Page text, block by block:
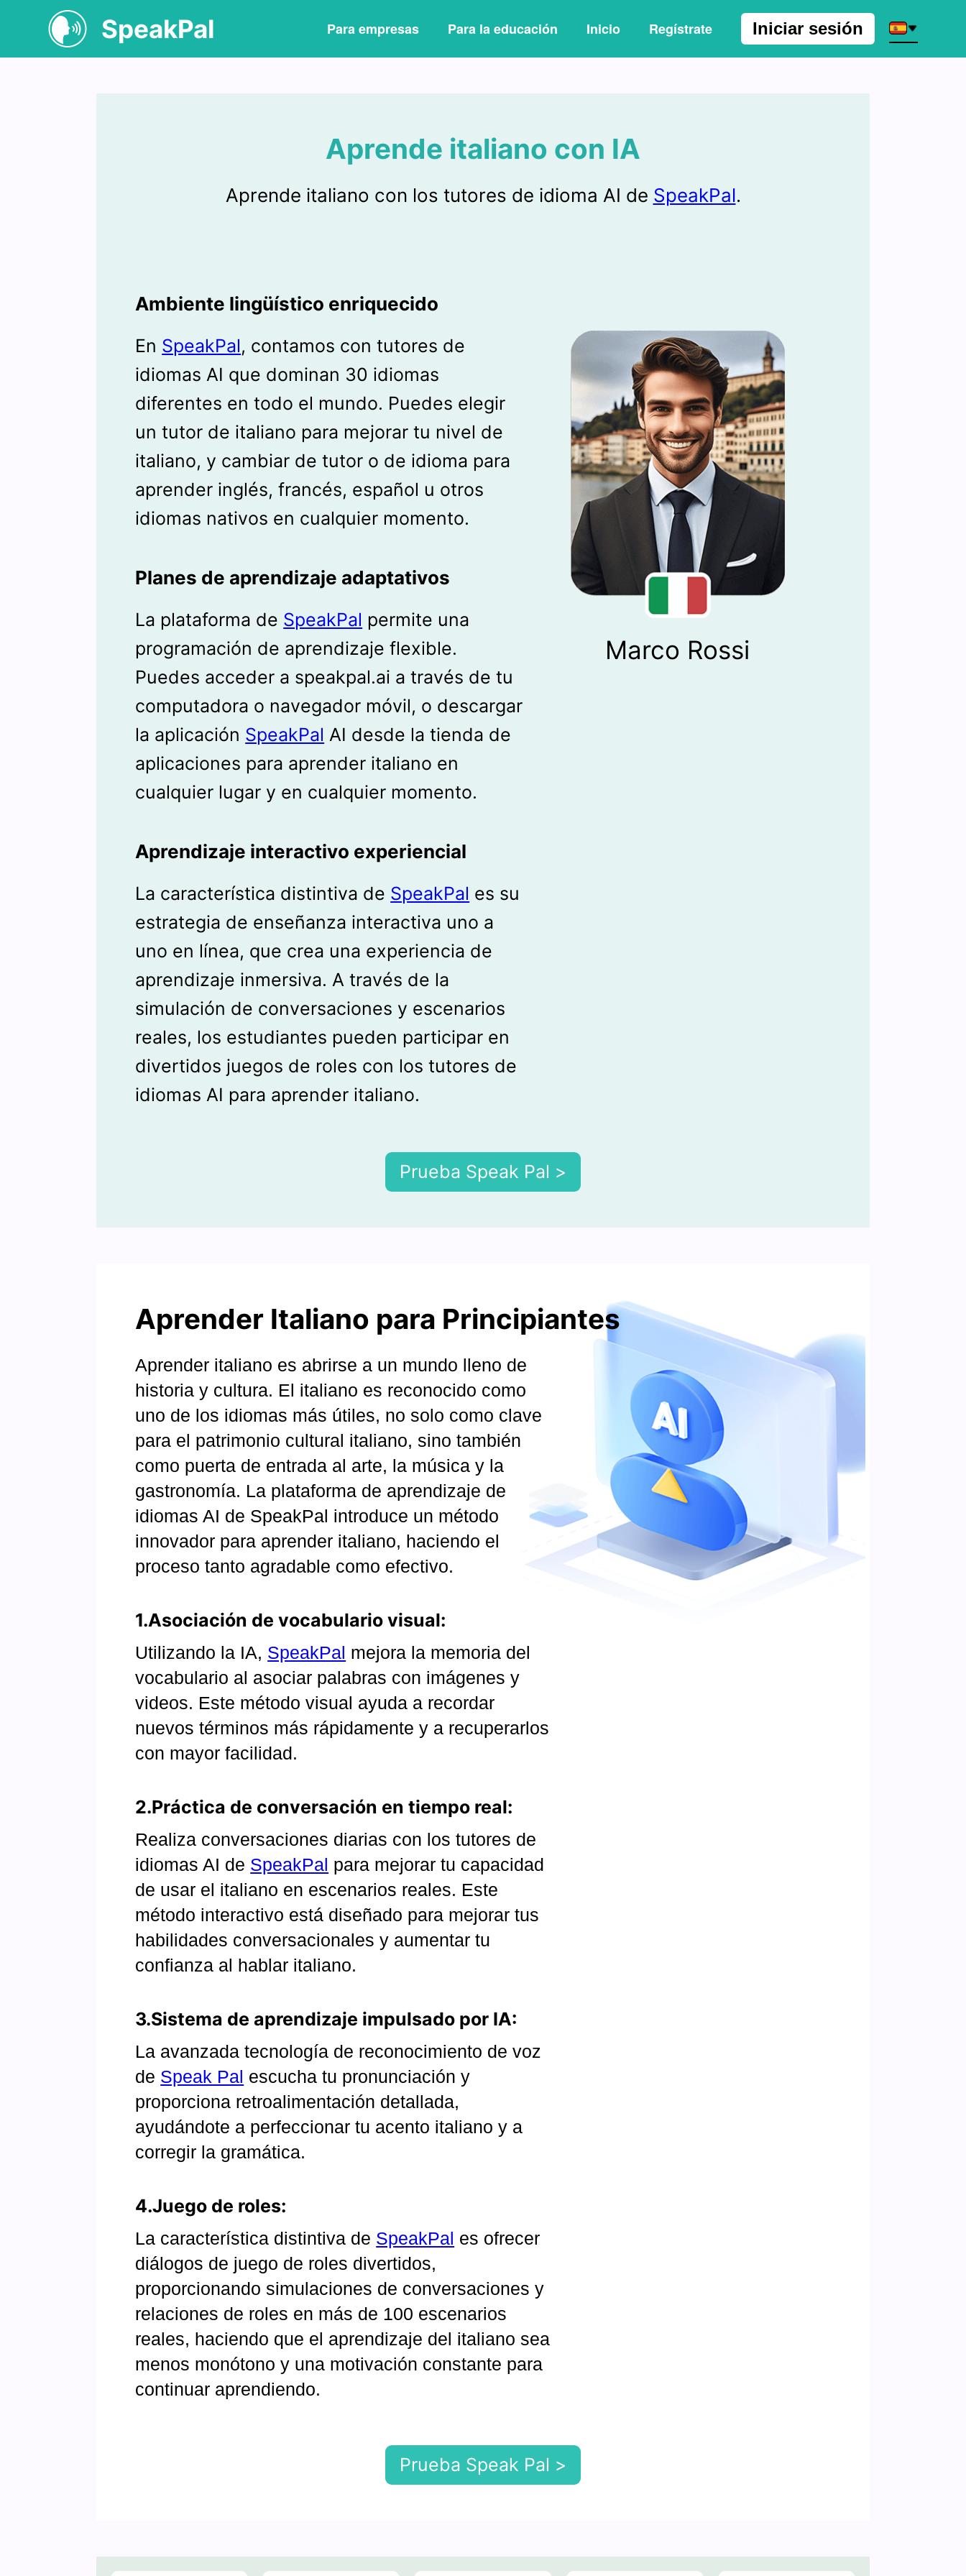
SpeakPal Para empresas Para la educación Inicio Regístrate Iniciar sesión
Aprende italiano con IA
Aprende italiano con los tutores de idioma AI de SpeakPal.
Ambiente lingüístico enriquecido
En SpeakPal, contamos con tutores de
idiomas AI que dominan 30 idiomas
diferentes en todo el mundo. Puedes elegir
un tutor de italiano para mejorar tu nivel de
italiano, y cambiar de tutor o de idioma para
aprender inglés, francés, español u otros
idiomas nativos en cualquier momento.
Planes de aprendizaje adaptativos
La plataforma de SpeakPal permite una
programación de aprendizaje flexible.
Puedes acceder a speakpal.ai a través de tu
computadora o navegador móvil, o descargar
la aplicación SpeakPal AI desde la tienda de
aplicaciones para aprender italiano en
cualquier lugar y en cualquier momento.
Aprendizaje interactivo experiencial
La característica distintiva de SpeakPal es su
estrategia de enseñanza interactiva uno a
uno en línea, que crea una experiencia de
aprendizaje inmersiva. A través de la
simulación de conversaciones y escenarios
reales, los estudiantes pueden participar en
divertidos juegos de roles con los tutores de
idiomas AI para aprender italiano.
Marco Rossi
Prueba Speak Pal >
Aprender Italiano para Principiantes
Aprender italiano es abrirse a un mundo lleno de
historia y cultura. El italiano es reconocido como
uno de los idiomas más útiles, no solo como clave
para el patrimonio cultural italiano, sino también
como puerta de entrada al arte, la música y la
gastronomía. La plataforma de aprendizaje de
idiomas AI de SpeakPal introduce un método
innovador para aprender italiano, haciendo el
proceso tanto agradable como efectivo.
1.Asociación de vocabulario visual:
Utilizando la IA, SpeakPal mejora la memoria del
vocabulario al asociar palabras con imágenes y
videos. Este método visual ayuda a recordar
nuevos términos más rápidamente y a recuperarlos
con mayor facilidad.
2.Práctica de conversación en tiempo real:
Realiza conversaciones diarias con los tutores de
idiomas AI de SpeakPal para mejorar tu capacidad
de usar el italiano en escenarios reales. Este
método interactivo está diseñado para mejorar tus
habilidades conversacionales y aumentar tu
confianza al hablar italiano.
3.Sistema de aprendizaje impulsado por IA:
La avanzada tecnología de reconocimiento de voz
de Speak Pal escucha tu pronunciación y
proporciona retroalimentación detallada,
ayudándote a perfeccionar tu acento italiano y a
corregir la gramática.
4.Juego de roles:
La característica distintiva de SpeakPal es ofrecer
diálogos de juego de roles divertidos,
proporcionando simulaciones de conversaciones y
relaciones de roles en más de 100 escenarios
reales, haciendo que el aprendizaje del italiano sea
menos monótono y una motivación constante para
continuar aprendiendo.
Prueba Speak Pal >